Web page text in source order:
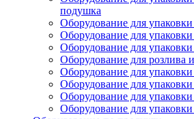
подушка
Оборудование для
Оборудование для
Оборудование для
Оборудование для розлива
Оборудование для
Оборудование для упаковки
Оборудование для
Оборудование для